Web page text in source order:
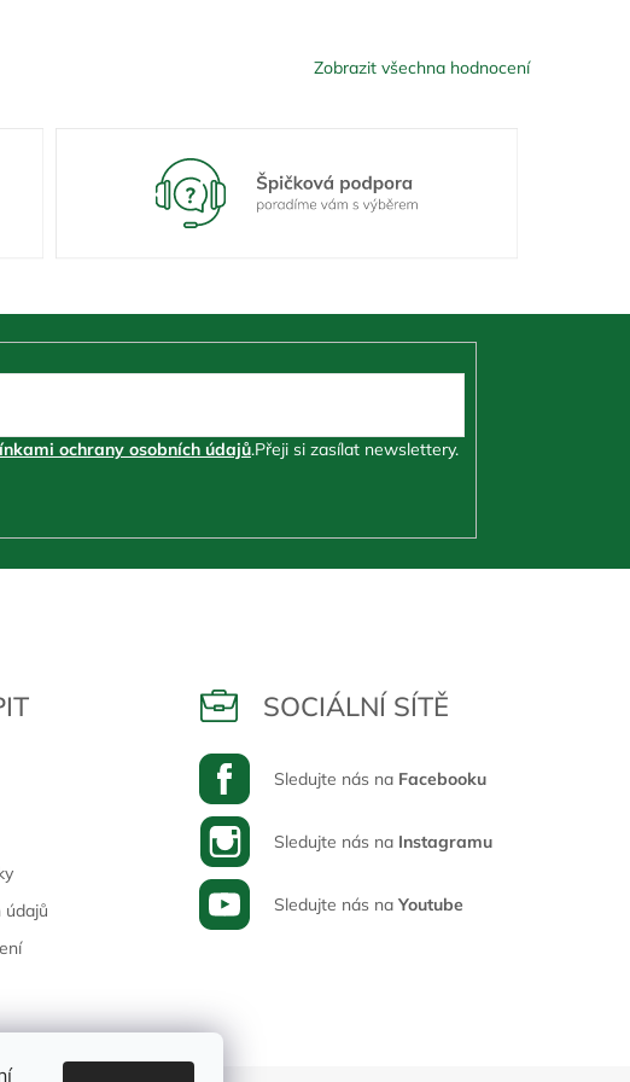
Zobrazit všechna hodnocení
údajů
SOCIÁLNÍ SÍTĚ
Sledujte nás na Facebooku
Sledujte nás na Instagramu
Sledujte nás na Youtube
ochrany osobních údajů.Přeji si zasílat newslettery.